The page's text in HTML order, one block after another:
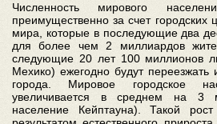
Численность мирового
преимущественно за счет городских
мира, которые в последующие два
для более чем 2 миллиардов
следующие 20 лет 100 миллионов
Мехико) ежегодно будут переезжать
города. Мировое городское
увеличивается в среднем на 3
население Кейптауна). Такой